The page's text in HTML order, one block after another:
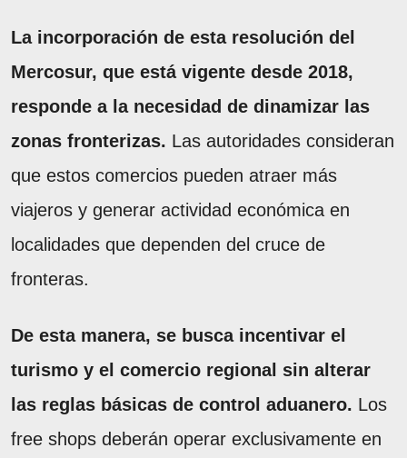
La incorporación de esta resolución del
Mercosur, que está vigente desde 2018,
responde a la necesidad de dinamizar las
zonas fronterizas. Las autoridades consideran
que estos comercios pueden atraer más
viajeros y generar actividad económica en
localidades que dependen del cruce de
fronteras.
De esta manera, se busca incentivar el
turismo y el comercio regional sin alterar
las reglas básicas de control aduanero. Los
free shops deberán operar exclusivamente en